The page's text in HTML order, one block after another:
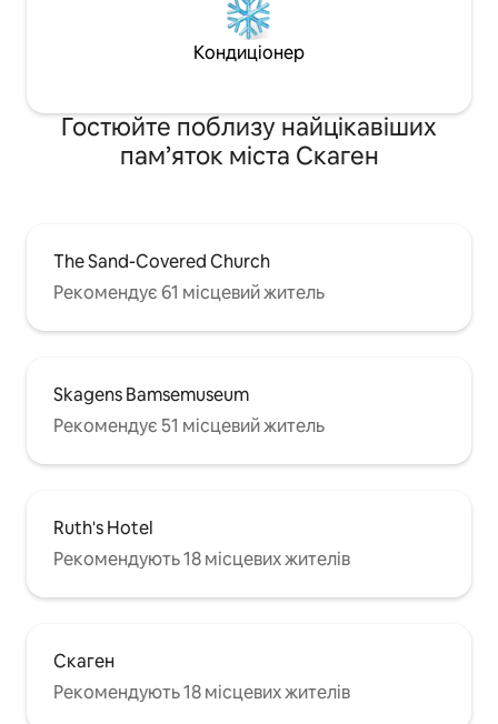
Кондиціонер
Гостюйте поблизу найцікавіших
пам’яток міста Скаген
The Sand-Covered Church
Рекомендує 61 місцевий житель
Skagens Bamsemuseum
Рекомендує 51 місцевий житель
Ruth's Hotel
Рекомендують 18 місцевих жителів
Скаген
Рекомендують 18 місцевих жителів